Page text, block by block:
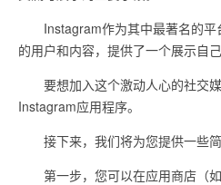
Instagram作为其中最著名的平
的用户和内容，提供了一个展示自
要想加入这个激动人心的社交
Instagram应用程序。
接下来，我们将为您提供一些简
第一步，您可以在应用商店（